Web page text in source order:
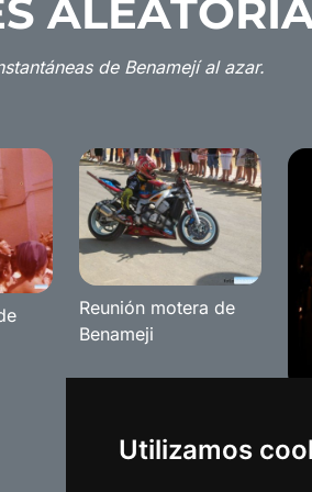
Utilizamos
de Benamejí al azar.
Reunión motera de
Benameji